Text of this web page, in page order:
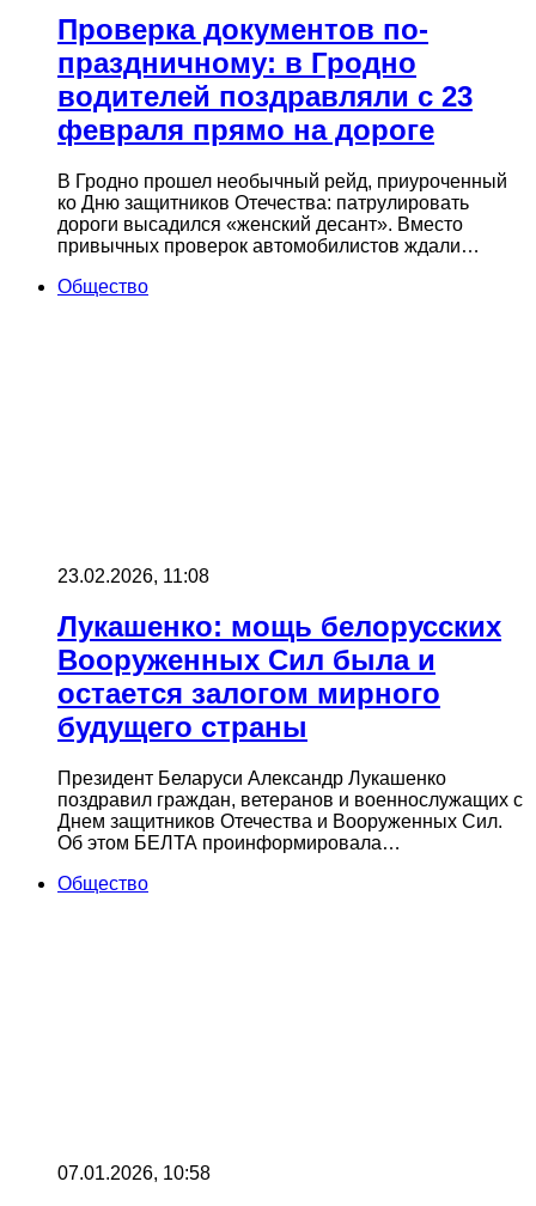
Проверка документов по-
праздничному: в Гродно
водителей поздравляли с 23
февраля прямо на дороге
В Гродно прошел необычный рейд, приуроченный
ко Дню защитников Отечества: патрулировать
дороги высадился «женский десант». Вместо
привычных проверок автомобилистов ждали…
Общество
23.02.2026, 11:08
Лукашенко: мощь белорусских
Вооруженных Сил была и
остается залогом мирного
будущего страны
Президент Беларуси Александр Лукашенко
поздравил граждан, ветеранов и военнослужащих с
Днем защитников Отечества и Вооруженных Сил.
Об этом БЕЛТА проинформировала…
Общество
07.01.2026, 10:58